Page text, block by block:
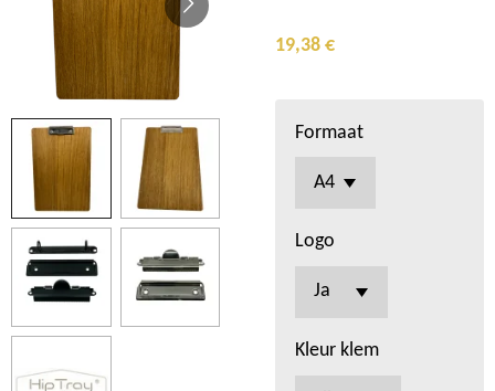
19,38 €
Formaat
Logo
Kleur klem